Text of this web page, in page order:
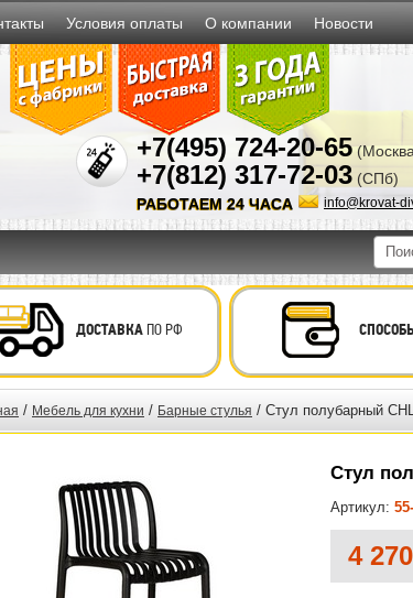
Условия оплаты О компании Новости
+7(495) 724-20-65
+7(812) 317-72-03 (СПб)
info@krovat-
РАБОТАЕМ 24 ЧАСА
ДОСТАВКАПО РФ
/ Мебель для кухни / Барные стулья / Стул полубарный
Стул
Артикул:
4 270